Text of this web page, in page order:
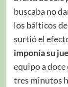
buscaba no
los bálticos
surtió el
imponía su
equipo a doce
tres minutos